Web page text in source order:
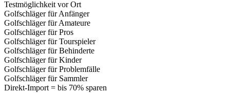
Testmöglichkeit vor Ort
Golfschläger für Anfänger
Golfschläger für Amateure
Golfschläger für Pros
Golfschläger für Tourspieler
Golfschläger für Behinderte
Golfschläger für Kinder
Golfschläger für Problemfälle
Golfschläger für Sammler
Direkt-Import = bis 70% sparen